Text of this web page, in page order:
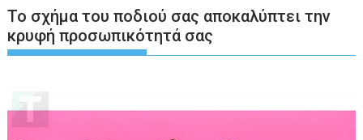
Το σχήμα του ποδιού σας αποκαλύπτει την
κρυφή προσωπικότητά σας